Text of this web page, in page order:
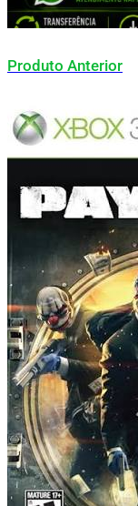
Produto Anterior